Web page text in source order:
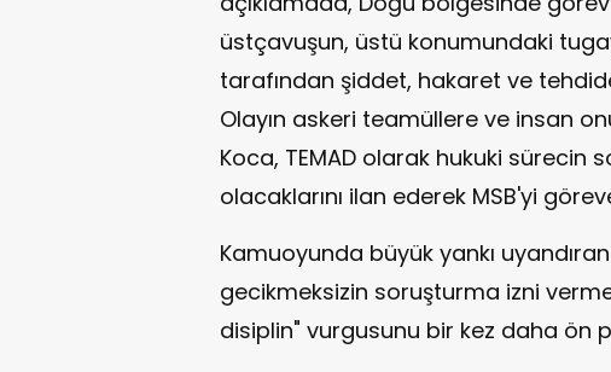
üstçavuşun, üstü konumundaki
tarafından şiddet, hakaret ve tehdide
Olayın askeri teamüllere ve insan
Koca, TEMAD olarak hukuki sürecin
olacaklarını ilan ederek MSB'yi
Kamuoyunda büyük yankı
gecikmeksizin soruşturma izni
disiplin" vurgusunu bir kez daha ön